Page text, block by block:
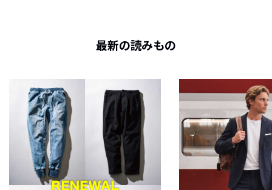
最新の読みもの